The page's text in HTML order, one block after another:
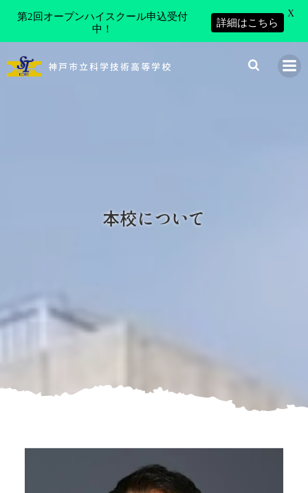
ン
神戸市立科学技術高等学校
本校について
第2回オープンハイスクール申込受付
中！
詳細はこちら
X